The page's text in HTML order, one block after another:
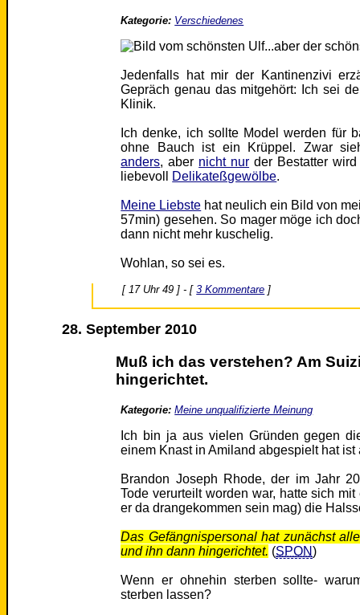
Kategorie: Verschiedenes
...aber der
Jedenfalls hat mir der Kantinenzivi
Gepräch genau das mitgehört: Ich sei
Klinik.
Ich denke, ich sollte Model werden für
ohne Bauch ist ein Krüppel. Zwar
anders, aber nicht nur der Bestatter
liebevoll
Delikateßgewölbe.
Meine Liebste hat neulich ein Bild von
57min) gesehen. So mager möge ich
dann nicht mehr kuschelig.
Wohlan, so sei es.
[ 17 Uhr 49 ] - [3 Kommentare ]
28. September 2010
Muß ich das verstehen? Am
hingerichtet.
Kategorie: Meine unqualifizierte Meinung
Ich bin ja aus vielen Gründen gegen
einem Knast in Amiland abgespielt hat ist
Brandon Joseph Rhode, der im Jahr
Tode verurteilt worden war, hatte sich
er da drangekommen sein mag) die
Das Gefängnispersonal hat zunächst
und ihn dann hingerichtet. (SPON)
Wenn er ohnehin sterben sollte-
sterben lassen?